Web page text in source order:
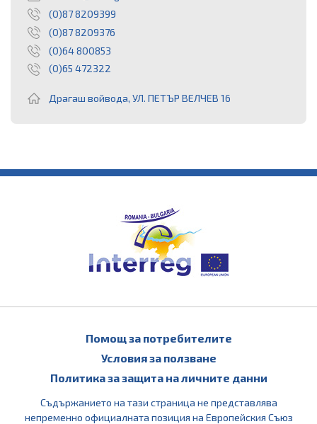
(0)87 8209399
(0)87 8209376
(0)64 800853
(0)65 472322
Драгаш войвода, УЛ. ПЕТЪР ВЕЛЧЕВ 16
Помощ за потребителите
Условия за ползване
Политика за защита на личните данни
Съдържанието на тази страница не представлява
непременно официалната позиция на Европейския Съюз